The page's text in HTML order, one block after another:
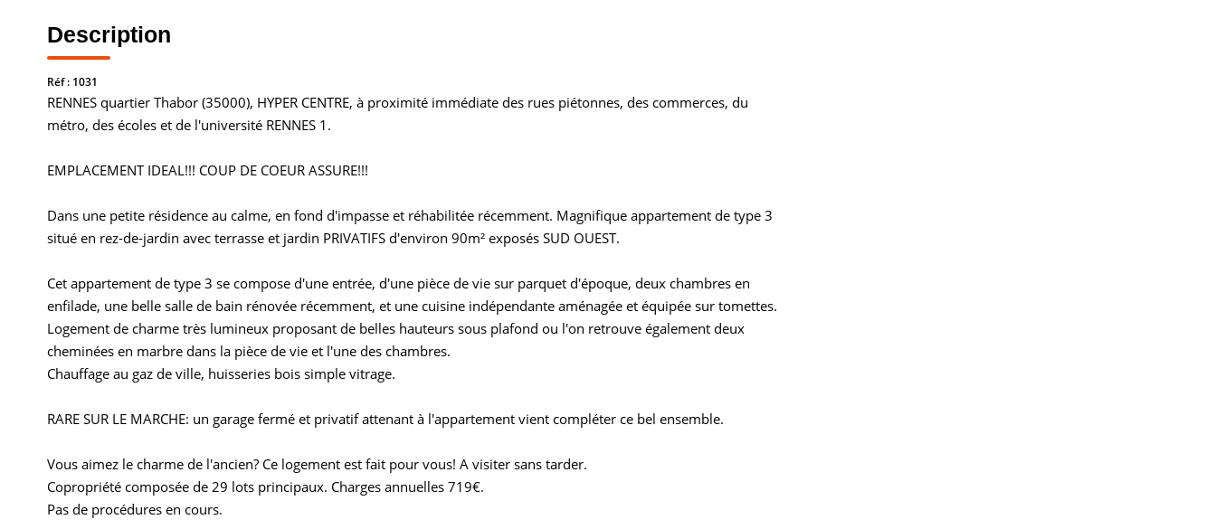
Description
Réf : 1031
RENNES quartier Thabor (35000), HYPER CENTRE, à proximité immédiate des rues piétonnes, des commerces, du
métro, des écoles et de l'université RENNES 1.
EMPLACEMENT IDEAL!!! COUP DE COEUR ASSURE!!!
Dans une petite résidence au calme, en fond d'impasse et réhabilitée récemment. Magnifique appartement de type 3
situé en rez-de-jardin avec terrasse et jardin PRIVATIFS d'environ 90m² exposés SUD OUEST.
Cet appartement de type 3 se compose d'une entrée, d'une pièce de vie sur parquet d'époque, deux chambres en
enfilade, une belle salle de bain rénovée récemment, et une cuisine indépendante aménagée et équipée sur tomettes.
Logement de charme très lumineux proposant de belles hauteurs sous plafond ou l'on retrouve également deux
cheminées en marbre dans la pièce de vie et l'une des chambres.
Chauffage au gaz de ville, huisseries bois simple vitrage.
RARE SUR LE MARCHE: un garage fermé et privatif attenant à l'appartement vient compléter ce bel ensemble.
Vous aimez le charme de l'ancien? Ce logement est fait pour vous! A visiter sans tarder.
Copropriété composée de 29 lots principaux. Charges annuelles 719€.
Pas de procédures en cours.